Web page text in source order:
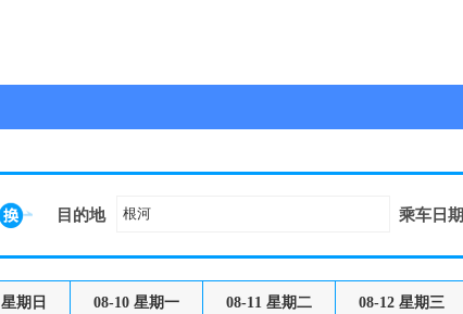
目的地 乘车日期
星期日 08-10 星期一 08-11 星期二 08-12 星期三